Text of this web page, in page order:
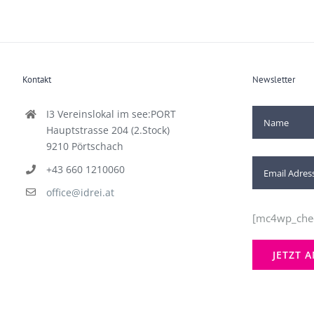
Kontakt
I3 Vereinslokal im see:PORT
Hauptstrasse 204 (2.Stock)
9210 Pörtschach
+43 660 1210060
office@idrei.at
Newsletter